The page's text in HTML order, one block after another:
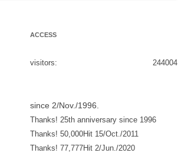
ACCESS
244004
visitors:
since 2/Nov./1996.
Thanks! 25th anniversary since 1996
Thanks! 50,000Hit 15/Oct./2011
Thanks! 77,777Hit 2/Jun./2020